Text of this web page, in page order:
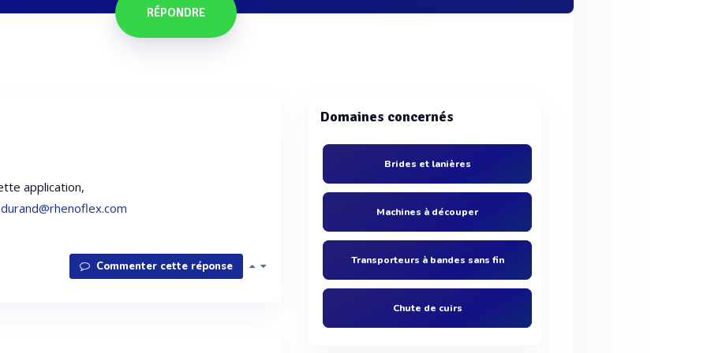
RÉPONDRE
application,
Commenter cette réponse
Domaines concernés
Brides et lanières
Machines à découper
Transporteurs à bandes sans fin
Chute de cuirs